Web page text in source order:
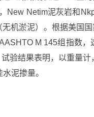
New Netim泥灰岩和
机淤泥）。根据美国
M 145组指数
验结果表明，以重量
泥掺量。